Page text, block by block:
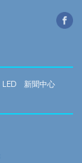
LED
新聞中心